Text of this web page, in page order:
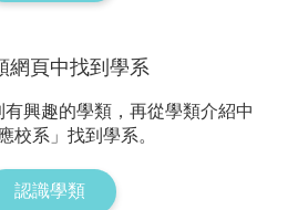
網頁中找到學系
興趣的學類，再從學類介紹中
校系」找到學系。
認識學類